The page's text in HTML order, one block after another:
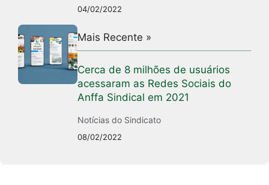
04/02/2022
Mais Recente »
Cerca de 8 milhões de usuários
acessaram as Redes Sociais do
Anffa Sindical em 2021
Notícias do Sindicato
08/02/2022